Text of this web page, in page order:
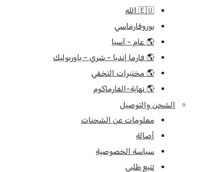
🇪🇺 الله
يوروفارماسي
🌎 عام - آسيا
🌎 فارما إنديا - شري - باوربوليك
🌎 مختبرات التخفي
🌎 نهاية-الفارماكوم
الشحن والتوصيل
معلومات عن الشحنات
أصالة
سياسة الخصوصية
تتبع طلبي